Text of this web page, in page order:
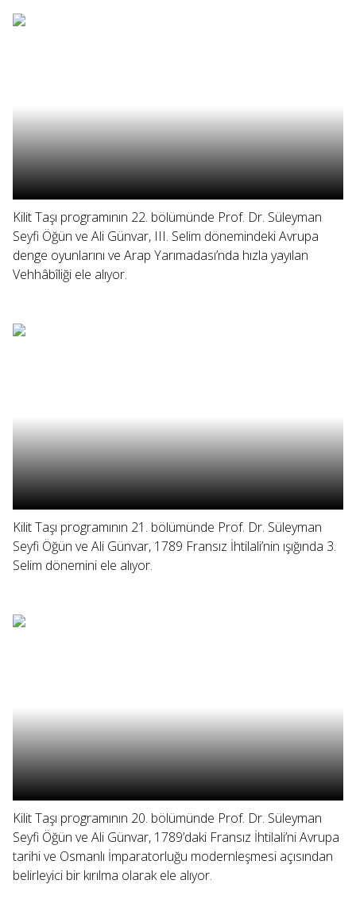
Kilit Taşı programının 22. bölümünde Prof. Dr. Süleyman
Seyfi Öğün ve Ali Günvar, III. Selim dönemindeki Avrupa
denge oyunlarını ve Arap Yarımadası’nda hızla yayılan
Vehhâbîliği ele alıyor.
Kilit Taşı programının 21. bölümünde Prof. Dr. Süleyman
Seyfi Öğün ve Ali Günvar, 1789 Fransız İhtilali’nin ışığında 3.
Selim dönemini ele alıyor.
Kilit Taşı programının 20. bölümünde Prof. Dr. Süleyman
Seyfi Öğün ve Ali Günvar, 1789’daki Fransız İhtilali’ni Avrupa
tarihi ve Osmanlı İmparatorluğu modernleşmesi açısından
belirleyici bir kırılma olarak ele alıyor.